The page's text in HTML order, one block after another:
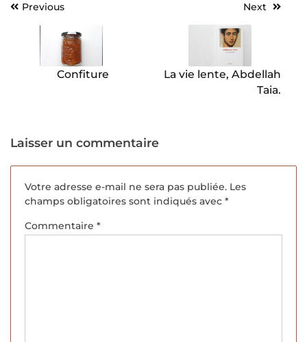
Navigation
l’article
Previous
Confiture
Next
La vie lente, Abdellah
Taia.
Laisser un commentaire
Votre adresse e-mail ne sera pas publiée. Les
champs obligatoires sont indiqués avec *
Commentaire *